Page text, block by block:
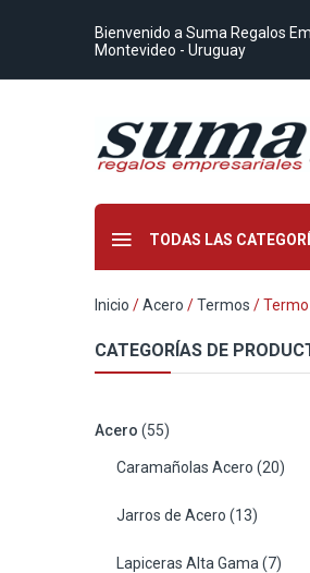
Bienvenido a Suma Regalos
Montevideo - Uruguay
TODAS LAS
Inicio /Acero /Termos / Termo
CATEGORÍAS DE
Acero (55)
Caramañolas Acero (20)
Jarros de Acero (13)
Lapiceras Alta Gama (7)